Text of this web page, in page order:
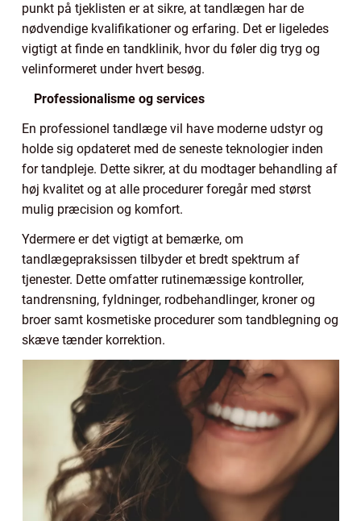
punkt på tjeklisten er at sikre, at tandlægen har de
nødvendige kvalifikationer og erfaring. Det er ligeledes
vigtigt at finde en tandklinik, hvor du føler dig tryg og
velinformeret under hvert besøg.
Professionalisme og services
En professionel tandlæge vil have moderne udstyr og
holde sig opdateret med de seneste teknologier inden
for tandpleje. Dette sikrer, at du modtager behandling af
høj kvalitet og at alle procedurer foregår med størst
mulig præcision og komfort.
Ydermere er det vigtigt at bemærke, om
tandlægepraksissen tilbyder et bredt spektrum af
tjenester. Dette omfatter rutinemæssige kontroller,
tandrensning, fyldninger, rodbehandlinger, kroner og
broer samt kosmetiske procedurer som tandblegning og
skæve tænder korrektion.